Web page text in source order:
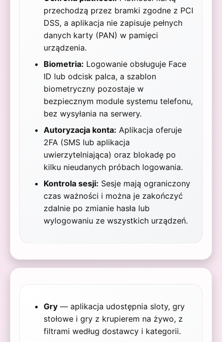
przechodzą przez bramki zgodne z PCI
DSS, a aplikacja nie zapisuje pełnych
danych karty (PAN) w pamięci
urządzenia.
Biometria: Logowanie obsługuje Face
ID lub odcisk palca, a szablon
biometryczny pozostaje w
bezpiecznym module systemu telefonu,
bez wysyłania na serwery.
Autoryzacja konta: Aplikacja oferuje
2FA (SMS lub aplikacja
uwierzytelniająca) oraz blokadę po
kilku nieudanych próbach logowania.
Kontrola sesji: Sesje mają ograniczony
czas ważności i można je zakończyć
zdalnie po zmianie hasła lub
wylogowaniu ze wszystkich urządzeń.
Gry — aplikacja udostępnia sloty, gry
stołowe i gry z krupierem na żywo, z
filtrami według dostawcy i kategorii.